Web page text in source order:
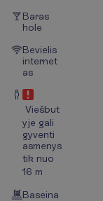
Baras
hole
Bevielis
internet
as
Viešbut
yje gali
gyventi
asmenys
tik nuo
16 m
Baseina